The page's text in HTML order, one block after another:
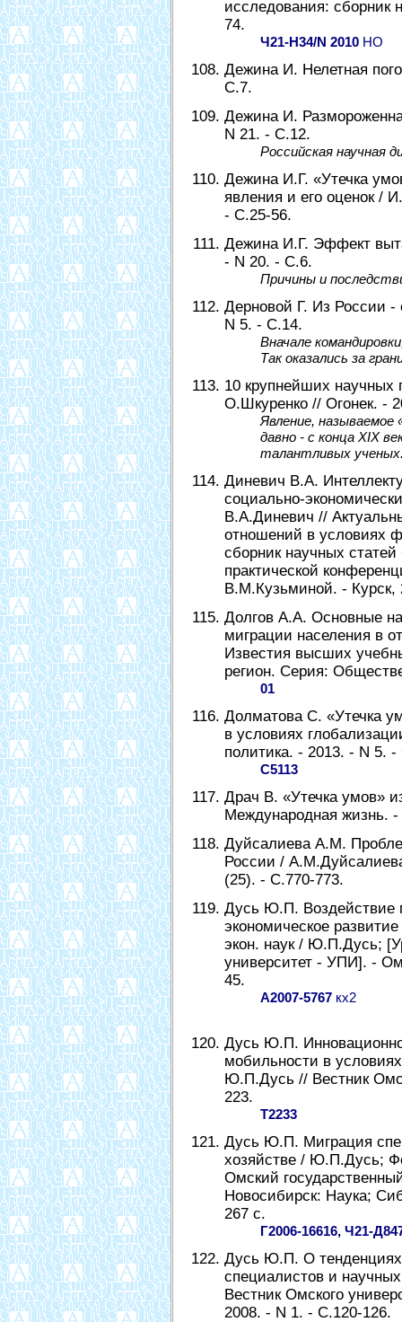
исследования: сборник
74.
Ч21-Н34/N 2010 НО
Дежина И. Нелетная
С.7.
Дежина И.
N 21. - С.12.
Российская научная
Дежина И.Г. «Утечка
явления и его оценок /
- С.25-56.
Дежина И.Г. Эффект
- N 20. - С.6.
Причины и
Дерновой Г. Из России
N 5. - С.14.
Вначале
Так оказались за
10 крупнейших научных
О.Шкуренко // Огонек. -
Явление,
давно - с конца XIX
талантливых
Диневич В.А.
социально-
В.А.Диневич //
отношений в условиях
сборник научных
практической
В.М.Кузьминой. - Курск,
Долгов А.А. Основные
миграции населения в
Известия высших
регион. Серия:
01
Долматова С. «Утечка
в условиях
политика. - 2013. - N 5.
С5113
Драч В. «Утечка умов»
Международная жизнь.
Дуйсалиева А.М.
России /
(25). - С.770-773.
Дусь Ю.П. Воздействие
экономическое
экон. наук / Ю.П.Дусь;
университет - УПИ]. -
45.
А2007-5767 кх2
Дусь Ю.П.
мобильности в
Ю.П.Дусь // Вестник
223.
Т2233
Дусь Ю.П. Миграция
хозяйстве / Ю.П.Дусь;
Омский
Новосибирск: Наука;
267 с.
Г2006-16616, Ч21-
Дусь Ю.П. О тенденциях
специалистов и
Вестник Омского
2008. - N 1. - С.120-126.